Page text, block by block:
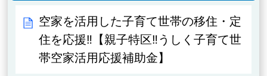
空家を活用した子育て世帯の移住・定
住を応援‼【親子特区‼うしく子育て世
帯空家活用応援補助金】